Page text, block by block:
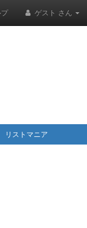
ゲスト さん
リストマニア